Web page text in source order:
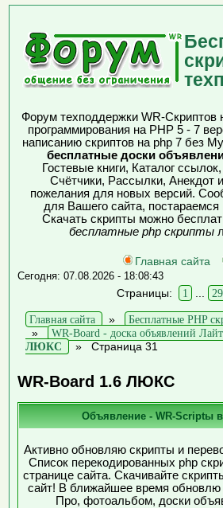
Форум техподдержки WR-
программирования на PHP 5 - 7
написанию скриптов на php 7 без
бесплатные доски
Гостевые книги, Каталог
Счётчики, Рассылки, Анекдот
пожелания для новых версий.
для Вашего сайта, постараемся
Скачать скрипты можно
бесплатные php скрипты
Главная сайта
Сегодня: 07.08.2026 - 18:08:43
Страницы: 1 29
Главная сайта »
Бесплатные PHP
»
WR-Board - доска объявлений
ЛЮКС
» Страница 31
WR-Board 1.6 ЛЮКС
Объявление - WR-Scriptы
Активно обновляю скрипты и
Список перекодированных php
странице сайта. Скачивайте
сайт! В ближайшее время обновлю
Про, фотоальбом, доски